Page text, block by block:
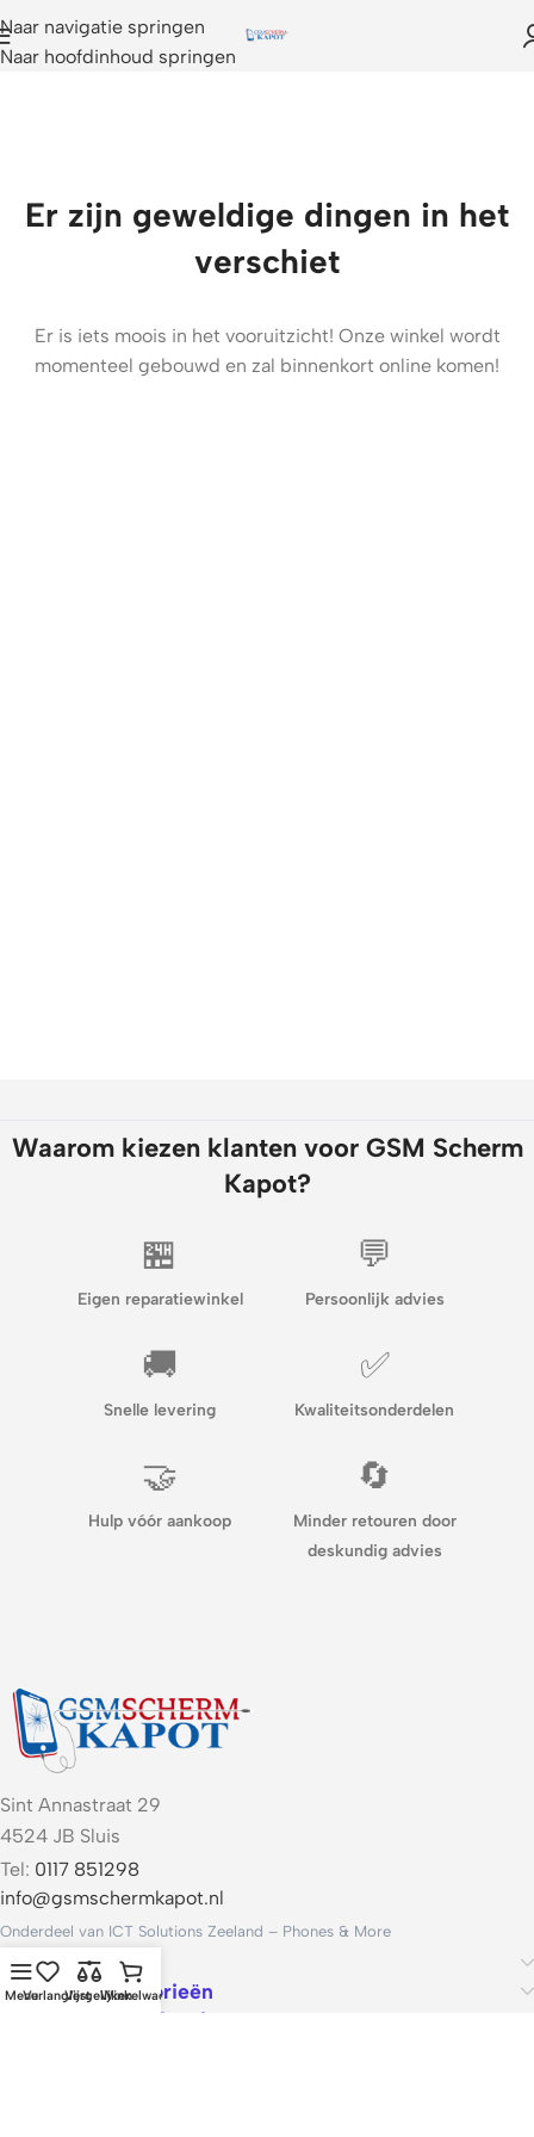
Naar navigatie springen
Naar hoofdinhoud springen
Er zijn geweldige dingen in het
verschiet
Er is iets moois in het vooruitzicht! Onze winkel wordt
momenteel gebouwd en zal binnenkort online komen!
Waarom kiezen klanten voor GSM Scherm
Kapot?
🏪
Eigen reparatiewinkel
💬
Persoonlijk advies
🚚
Snelle levering
✅
Kwaliteitsonderdelen
🤝
Hulp vóór aankoop
🔄
Minder retouren door
deskundig advies
Sint Annastraat 29
4524 JB Sluis
Tel: 0117 851298
info@gsmschermkapot.nl
Onderdeel van ICT Solutions Zeeland – Phones & More
Handige links
Populaire categorieën
Voorwaarden & Service
MenuVerlanglijstVergelijkenWinkelwagen